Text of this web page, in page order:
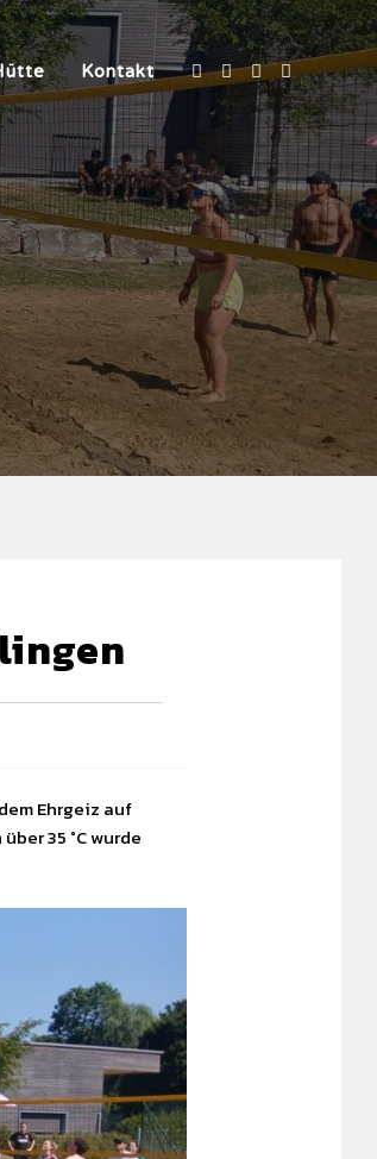
Kontakt
Ehrgeiz auf
35 °C wurde